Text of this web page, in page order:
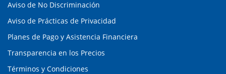
Aviso de No Discriminación
Aviso de Prácticas de Privacidad
Planes de Pago y Asistencia Financiera
Transparencia en los Precios
Términos y Condiciones